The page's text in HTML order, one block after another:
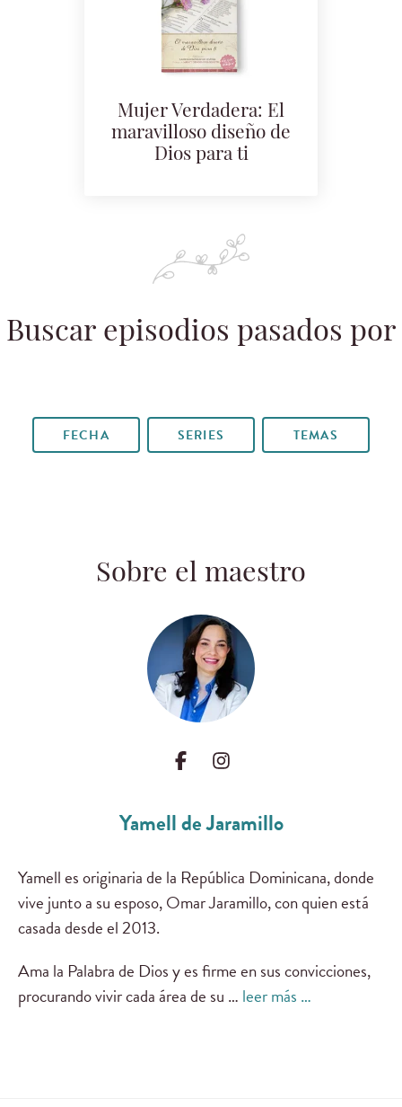
Mujer Verdadera: El
maravilloso diseño de
Dios para ti
Buscar episodios pasados por
FECHA SERIES TEMAS
Sobre el maestro
Yamell de Jaramillo
Yamell es originaria de la República Dominicana, donde
vive junto a su esposo, Omar Jaramillo, con quien está
casada desde el 2013.
Ama la Palabra de Dios y es firme en sus convicciones,
procurando vivir cada área de su … leer más …